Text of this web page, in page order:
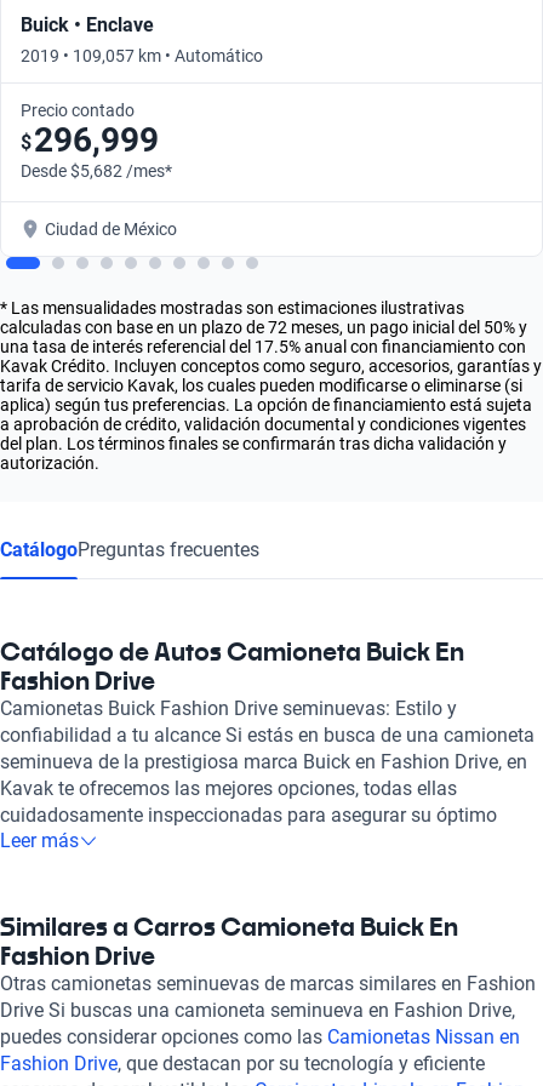
Buick • Enclave
2019 • 109,057 km • Automático
Precio contado
$296,999
Desde $5,682 /mes*
Ciudad de México
* Las mensualidades mostradas son estimaciones ilustrativas
calculadas con base en un plazo de 72 meses, un pago inicial del 50% y
una tasa de interés referencial del 17.5% anual con financiamiento con
Kavak Crédito. Incluyen conceptos como seguro, accesorios, garantías y
tarifa de servicio Kavak, los cuales pueden modificarse o eliminarse (si
aplica) según tus preferencias. La opción de financiamiento está sujeta
a aprobación de crédito, validación documental y condiciones vigentes
del plan. Los términos finales se confirmarán tras dicha validación y
autorización.
CatálogoPreguntas frecuentes
Catálogo de Autos Camioneta Buick En
Fashion Drive
Camionetas Buick Fashion Drive seminuevas: Estilo y
confiabilidad a tu alcance Si estás en busca de una camioneta
seminueva de la prestigiosa marca Buick en Fashion Drive, en
Kavak te ofrecemos las mejores opciones, todas ellas
cuidadosamente inspeccionadas para asegurar su óptimo
estado mecánico y estético. Buick es sinónimo de elegancia y
ideal tanto para la vida urbana como para aventuras fuera de
la carretera. Adquirir una camioneta usada certificada en
Fashion Drive te garantiza tranquilidad, ya que cada vehículo
pasa por una rigurosa revisión en más de 240 puntos. Además,
en Kavak entendemos la importancia de la flexibilidad
financiera, por lo que ofrecemos opciones de financiamiento
Leer más
Similares a Carros Camioneta Buick En
Fashion Drive
Otras camionetas seminuevas de marcas similares en Fashion
Drive Si buscas una camioneta seminueva en Fashion Drive,
puedes considerar opciones como las Camionetas Nissan en
Fashion Drive, que destacan por su tecnología y eficiente